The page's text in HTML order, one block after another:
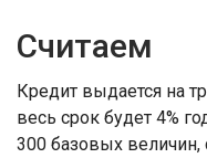
Считаем
Кредит выдается на
весь срок будет 4%
300 базовых величин,